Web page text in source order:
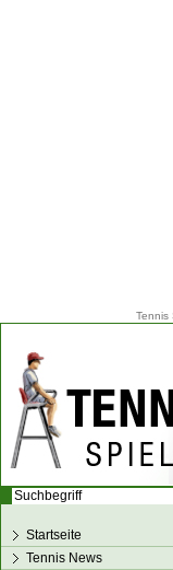
Tennis
Startseite
Tennis News